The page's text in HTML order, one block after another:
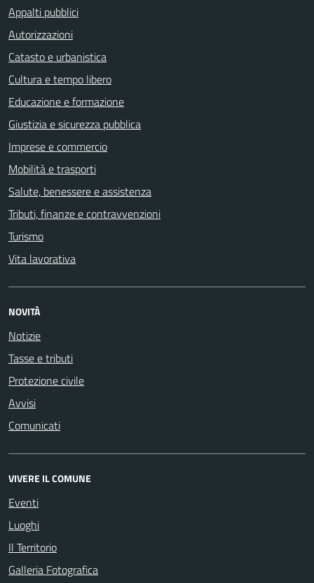
Appalti pubblici
Autorizzazioni
Catasto e urbanistica
Cultura e tempo libero
Educazione e formazione
Giustizia e sicurezza pubblica
Imprese e commercio
Mobilità e trasporti
Salute, benessere e assistenza
Tributi, finanze e contravvenzioni
Turismo
Vita lavorativa
NOVITÀ
Notizie
Tasse e tributi
Protezione civile
Avvisi
Comunicati
VIVERE IL COMUNE
Eventi
Luoghi
Il Territorio
Galleria Fotografica